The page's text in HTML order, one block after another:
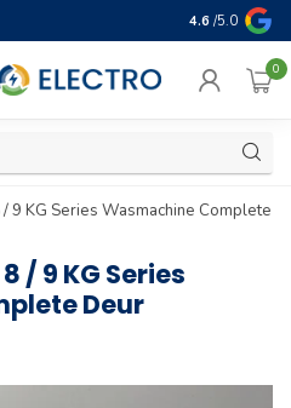
Geld terug
4.6 /5.0
0
9 KG Series Wasmachine Complete
/ 9 KG Series
Deur